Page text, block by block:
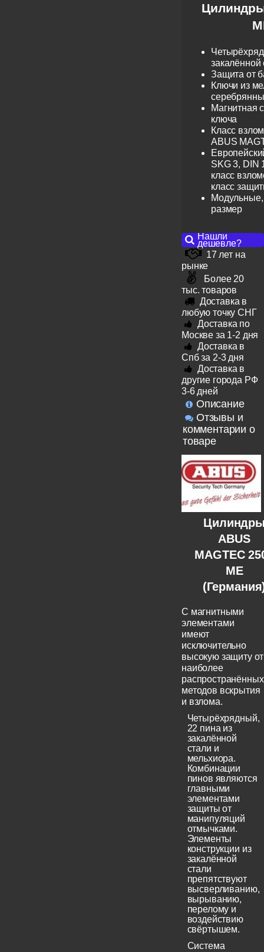
Цилиндры
закалённой
Защита от
Ключи из
Магнитная
ключа
Класс
ABUS
SKG 3, DIN
класс
класс
размер
Нашли
дешевле?
17 лет на
рынке
Более 20
тыс. товаров
Доставка в
любую точку СНГ
Доставка по
Москве за 1-2 дня
Доставка в
Спб за 2-3 дня
Доставка в
другие города РФ
3-6 дней
Описание
Отзывы и
комментарии о
товаре
ABUS
MAGTEC
ME
C магнитными
элементами
имеют
исключительно
высокую защиту от
наиболее
распространённых
методов вскрытия
и взлома.
Четырёхрядный,
22 пина из
закалённой
стали и
мельхиора.
Комбинации
пинов являются
главными
элементами
защиты от
манипуляций
отмычками.
Элементы
конструкции из
закалённой
стали
препятствуют
высверливанию,
вырыванию,
перелому и
воздействию
свёртышем.
Система